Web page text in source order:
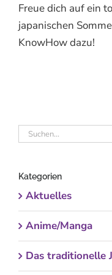
Freue dich auf ein
japanischen
KnowHow dazu!
Suche
Kategorien
Aktuelles
Anime/Manga
Das traditionelle